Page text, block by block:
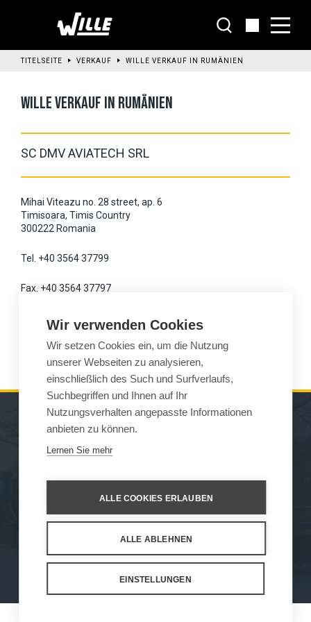
TITELSEITE VERKAUF WILLE VERKAUF IN RUMÄNIEN
WILLE VERKAUF IN RUMÄNIEN
SC DMV AVIATECH SRL
Mihai Viteazu no. 28 street, ap. 6
Timisoara, Timis Country
300222 Romania
Tel. +40 3564 37799
Fax. +40 3564 37797
office(at)aviagse.ro
www.helve.ro
MASCHINEN
ARBEITSGERÄTE
WARTUNG UND
Privacy StatementPrivacy Policy
Cookie Settings
Wir verwenden Cookies
Wir setzen Cookies ein, um die Nutzung
unserer Webseiten zu analysieren,
einschließlich des Such und Surfverlaufs,
Suchbegriffen und Ihnen auf Ihr
Nutzungsverhalten angepasste Informationen
anbieten zu können.
Lernen Sie mehr
ALLE COOKIES ERLAUBEN
ALLE ABLEHNEN
EINSTELLUNGEN